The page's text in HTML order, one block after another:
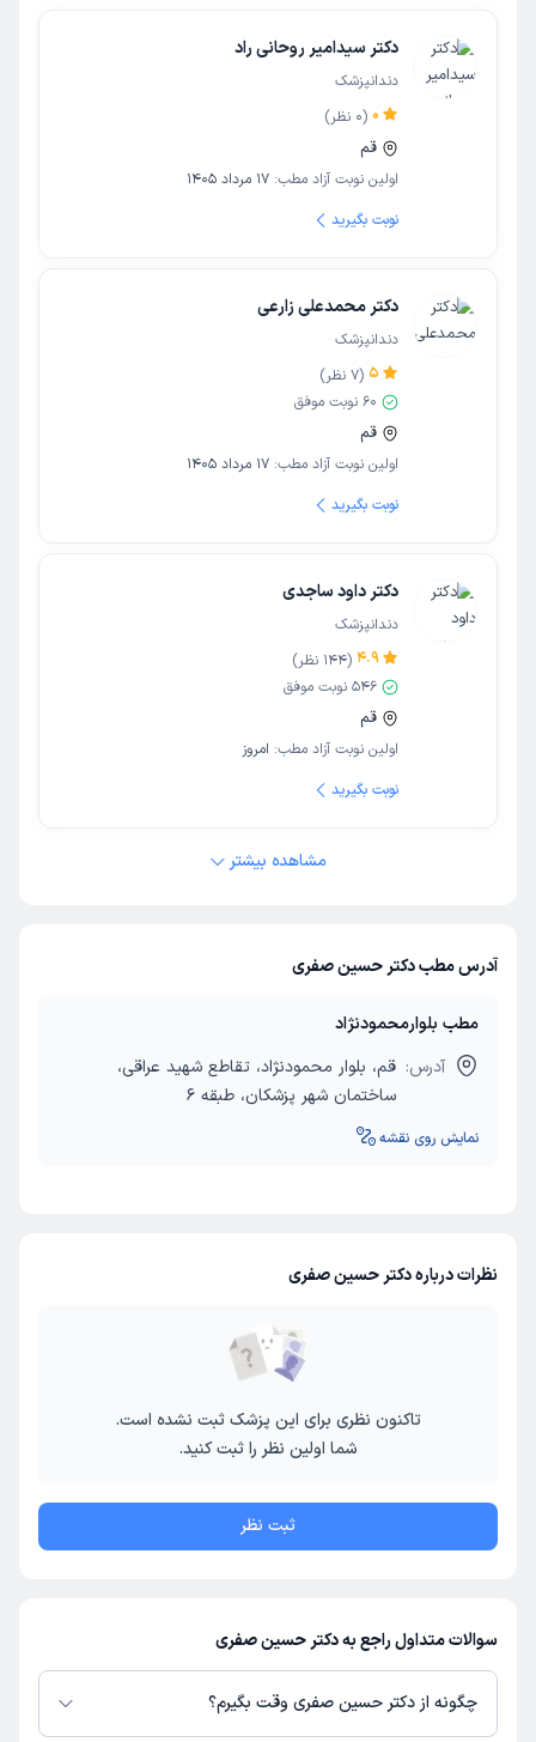
دکتر سیدامیر روحانی راد
دندانپزشک
0
(
0 نظر)
قم
اولین نوبت آزاد مطب: 17 مرداد 1405
نوبت بگیرید
دکتر محمدعلی زارعی
دندانپزشک
5
(
7 نظر)
60 نوبت موفق
قم
اولین نوبت آزاد مطب: 17 مرداد 1405
نوبت بگیرید
دکتر داود ساجدی
دندانپزشک
4.9
(
144 نظر)
546 نوبت موفق
قم
اولین نوبت آزاد مطب: امروز
نوبت بگیرید
مشاهده بیشتر
آدرس مطب دکتر حسین صفری
مطب بلوارمحمودنژاد
آدرس: قم، بلوار محمودنژاد، تقاطع شهید عراقی،
ساختمان شهر پزشکان، طبقه 6
نمایش روی نقشه
نظرات درباره دکتر حسین صفری
تاکنون نظری برای این پزشک ثبت نشده است.
شما اولین نظر را ثبت کنید.
ثبت نظر
سوالات متداول راجع به دکتر حسین صفری
چگونه از دکتر حسین صفری وقت بگیرم؟